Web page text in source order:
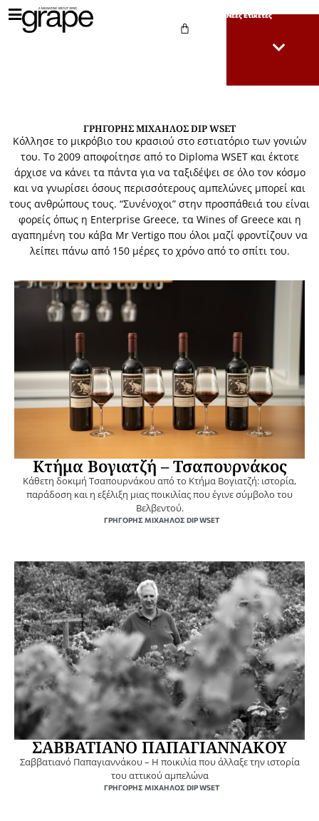
Νέες Ετικέτες
ΓΡΗΓΌΡΗΣ ΜΙΧΑΉΛΟΣ DIP WSET
Kόλλησε το μικρόβιο του κρασιού στο εστιατόριο των γονιών
του. Το 2009 αποφοίτησε από το Diploma WSET και έκτοτε
άρχισε να κάνει τα πάντα για να ταξιδέψει σε όλο τον κόσμο
και να γνωρίσει όσους περισσότερους αμπελώνες μπορεί και
τους ανθρώπους τους. “Συνένοχοι” στην προσπάθειά του είναι
φορείς όπως η Enterprise Greece, τα Wines of Greece και η
αγαπημένη του κάβα Mr Vertigo που όλοι μαζί φροντίζουν να
λείπει πάνω από 150 μέρες το χρόνο από το σπίτι του.
Κτήμα Βογιατζή – Τσαπουρνάκος
Κάθετη δοκιμή Τσαπουρνάκου από το Κτήμα Βογιατζή: ιστορία,
παράδοση και η εξέλιξη μιας ποικιλίας που έγινε σύμβολο του
Βελβεντού.
ΓΡΗΓΌΡΗΣ ΜΙΧΑΉΛΟΣ DIP WSET
ΣΑΒΒΑΤΙΑΝΟ ΠΑΠΑΓΙΑΝΝΑΚΟΥ
Σαββατιανό Παπαγιαννάκου – Η ποικιλία που άλλαξε την ιστορία
του αττικού αμπελώνα
ΓΡΗΓΌΡΗΣ ΜΙΧΑΉΛΟΣ DIP WSET